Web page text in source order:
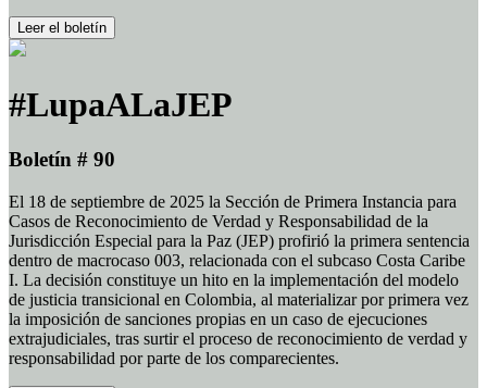
Leer el boletín
#LupaALaJEP
Boletín # 90
El 18 de septiembre de 2025 la Sección de Primera Instancia para
Casos de Reconocimiento de Verdad y Responsabilidad de la
Jurisdicción Especial para la Paz (JEP) profirió la primera sentencia
dentro de macrocaso 003, relacionada con el subcaso Costa Caribe
I. La decisión constituye un hito en la implementación del modelo
de justicia transicional en Colombia, al materializar por primera vez
la imposición de sanciones propias en un caso de ejecuciones
extrajudiciales, tras surtir el proceso de reconocimiento de verdad y
responsabilidad por parte de los comparecientes.